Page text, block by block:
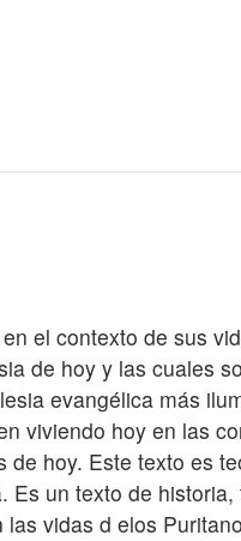
el contexto de sus
de hoy y las cuales
evangélica más
viviendo hoy en las
hoy. Este texto es
Es un texto de
vidas d elos